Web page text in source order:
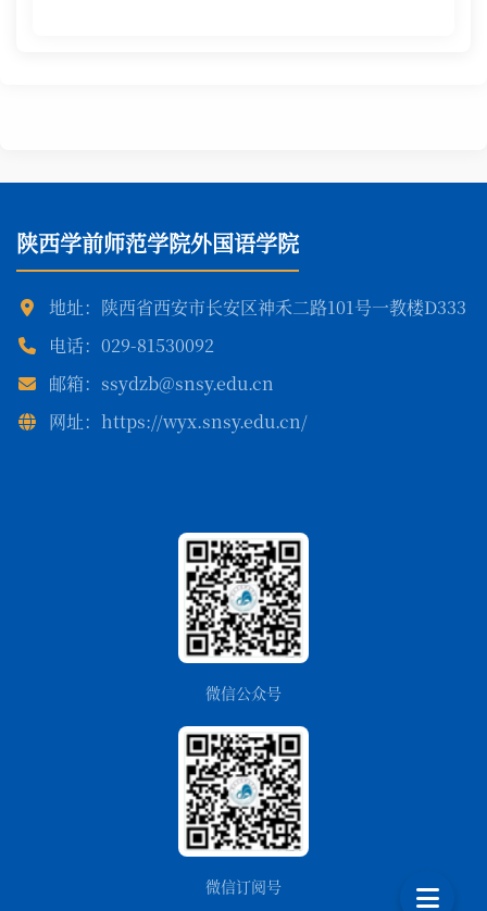
陕西学前师范学院外国语学院
地址：陕西省西安市长安区神禾二路101号一教楼D333
电话：029-81530092
邮箱：ssydzb@snsy.edu.cn
网址：https://wyx.snsy.edu.cn/
微信公众号
微信订阅号